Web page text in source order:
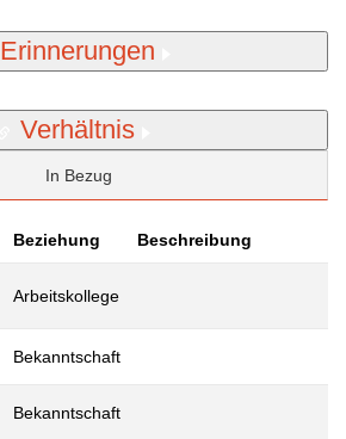
Erinnerungen
Verhältnis
In Bezug
Beziehung Beschreibung
Arbeitskollege
Bekanntschaft
Bekanntschaft